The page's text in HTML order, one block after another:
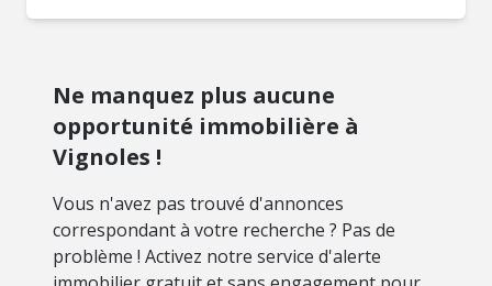
Ne manquez plus aucune
opportunité immobilière à
Vignoles !
Vous n'avez pas trouvé d'annonces
correspondant à votre recherche ? Pas de
problème ! Activez notre service d'alerte